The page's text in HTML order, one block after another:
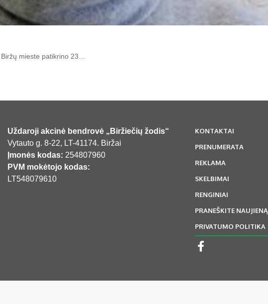
mieste patikrino 23…
Uždaroji akcinė bendrovė „Biržiečių žodis“
Vytauto g. 8-22, LT-41174. Biržai
Įmonės kodas: 254807960
PVM mokėtojo kodas:
LT548079610
KONTAKTAI
PRENUMERATA
REKLAMA
SKELBIMAI
RENGINIAI
PRANEŠKITE NAUJIENĄ
PRIVATUMO POLITIKA